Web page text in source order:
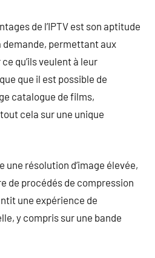
de l’IPTV est son aptitude
demande, permettant aux
qu’ils veulent à leur
que il est possible de
catalogue de films,
cela sur une unique
une résolution d’image élevée,
de procédés de compression
une expérience de
y compris sur une bande